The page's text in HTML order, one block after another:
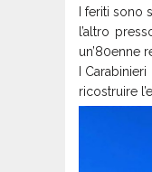
I feriti
l’altro
un’80enne
I
ricostruire